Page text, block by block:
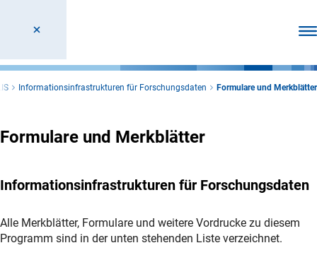
Informationsinfrastrukturen für Forschungsdaten Formulare und Merkblätter
Formulare und Merkblätter
Informationsinfrastrukturen für Forschungsdaten
Alle Merkblätter, Formulare und weitere Vordrucke zu diesem
Programm sind in der unten stehenden Liste verzeichnet.